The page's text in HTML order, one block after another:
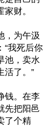
财。
，为午汲
“我死后你
池，卖水
活了。”
钱。在李
先把阳邑
了个精